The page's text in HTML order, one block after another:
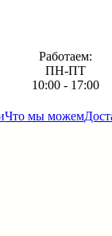
Работаем:
ПН-ПТ
10:00 - 17:00
Что мы можем